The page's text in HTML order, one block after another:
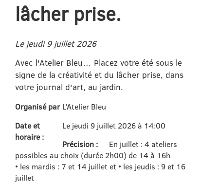
lâcher prise.
Le jeudi 9 juillet 2026
Avec l'Atelier Bleu… Placez votre été sous le
signe de la créativité et du lâcher prise, dans
votre journal d'art, au jardin.
Organisé par L'Atelier Bleu
Date et
horaire :
Le jeudi 9 juillet 2026 à 14:00
Précision :
En juillet : 4 ateliers
possibles au choix (durée 2h00) de 14 à 16h
• les mardis : 7 et 14 juillet et • les jeudis : 9 et 16
juillet